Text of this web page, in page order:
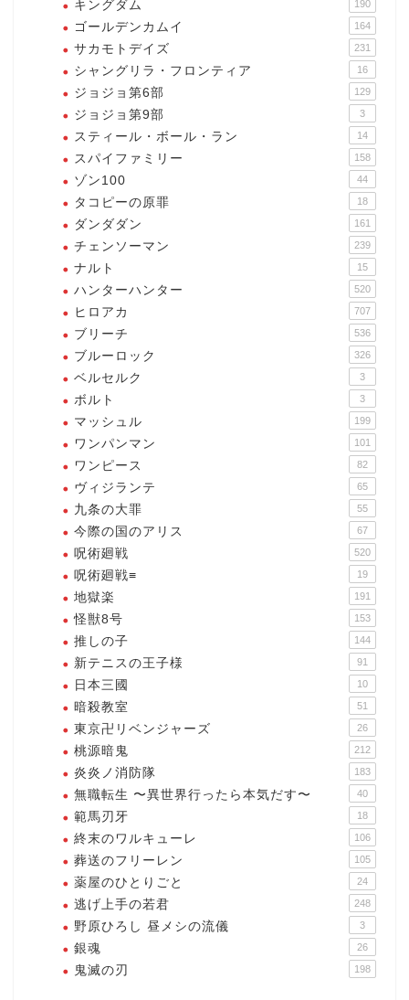
キングダム 190
ゴールデンカムイ 164
サカモトデイズ 231
シャングリラ・フロンティア 16
ジョジョ第6部 129
ジョジョ第9部 3
スティール・ボール・ラン 14
スパイファミリー 158
ゾン100 44
タコピーの原罪 18
ダンダダン 161
チェンソーマン 239
ナルト 15
ハンターハンター 520
ヒロアカ 707
ブリーチ 536
ブルーロック 326
ベルセルク 3
ボルト 3
マッシュル 199
ワンパンマン 101
ワンピース 82
ヴィジランテ 65
九条の大罪 55
今際の国のアリス 67
呪術廻戦 520
呪術廻戦≡ 19
地獄楽 191
怪獣8号 153
推しの子 144
新テニスの王子様 91
日本三國 10
暗殺教室 51
東京卍リベンジャーズ 26
桃源暗鬼 212
炎炎ノ消防隊 183
無職転生 〜異世界行ったら本気だす〜 40
範馬刃牙 18
終末のワルキューレ 106
葬送のフリーレン 105
薬屋のひとりごと 24
逃げ上手の若君 248
野原ひろし 昼メシの流儀 3
銀魂 26
鬼滅の刃 198